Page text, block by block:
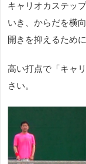
キャリオカステッ
いき、からだを横
開きを抑えるため
高い打点で「キャ
さい。